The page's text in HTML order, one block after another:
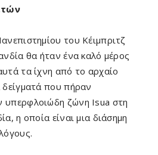
του Κέιμπριτζ
θα ήταν ένα καλό μέρος
τα ίχνη από το αρχαίο
που πήραν
υπερφλοιώδη ζώνη Isua στη
η οποία είναι μια διάσημη